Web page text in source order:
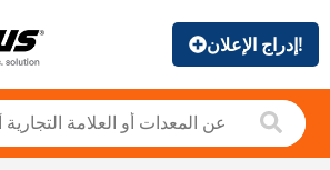
إدراج الإعلان!